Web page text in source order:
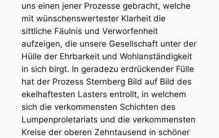
uns einen jener Prozesse gebracht, welche
mit wünschenswertester Klarheit die
sittliche Fäulnis und Verworfenheit
aufzeigen, die unsere Gesellschaft unter der
Hülle der Ehrbarkeit und Wohlanständigkeit
in sich birgt. In geradezu erdrückender Fülle
hat der Prozess Sternberg Bild auf Bild des
ekelhaftesten Lasters entrollt, in welchem
sich die verkommensten Schichten des
Lumpenproletariats und die verkommensten
Kreise der oberen Zehntausend in schöner